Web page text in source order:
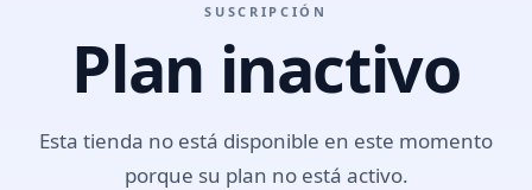
SUSCRIPCIÓN
Plan inactivo
Esta tienda no está disponible en este momento
porque su plan no está activo.